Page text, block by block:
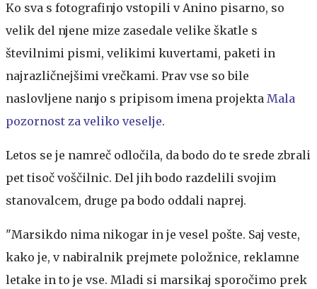
Ko sva s fotografinjo vstopili v Anino pisarno, so
velik del njene mize zasedale velike škatle s
številnimi pismi, velikimi kuvertami, paketi in
najrazličnejšimi vrečkami. Prav vse so bile
naslovljene nanjo s pripisom imena projekta Mala
pozornost za veliko veselje.
Letos se je namreč odločila, da bodo do te srede zbrali
pet tisoč voščilnic. Del jih bodo razdelili svojim
stanovalcem, druge pa bodo oddali naprej.
"Marsikdo nima nikogar in je vesel pošte. Saj veste,
kako je, v nabiralnik prejmete položnice, reklamne
letake in to je vse. Mladi si marsikaj sporočimo prek